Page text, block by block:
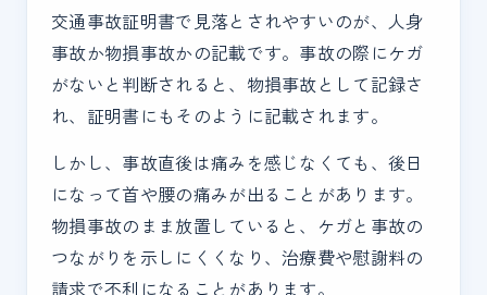
交通事故証明書で見落とされやすいのが、人身
事故か物損事故かの記載です。事故の際にケガ
がないと判断されると、物損事故として記録さ
れ、証明書にもそのように記載されます。
しかし、事故直後は痛みを感じなくても、後日
になって首や腰の痛みが出ることがあります。
物損事故のまま放置していると、ケガと事故の
つながりを示しにくくなり、治療費や慰謝料の
請求で不利になることがあります。